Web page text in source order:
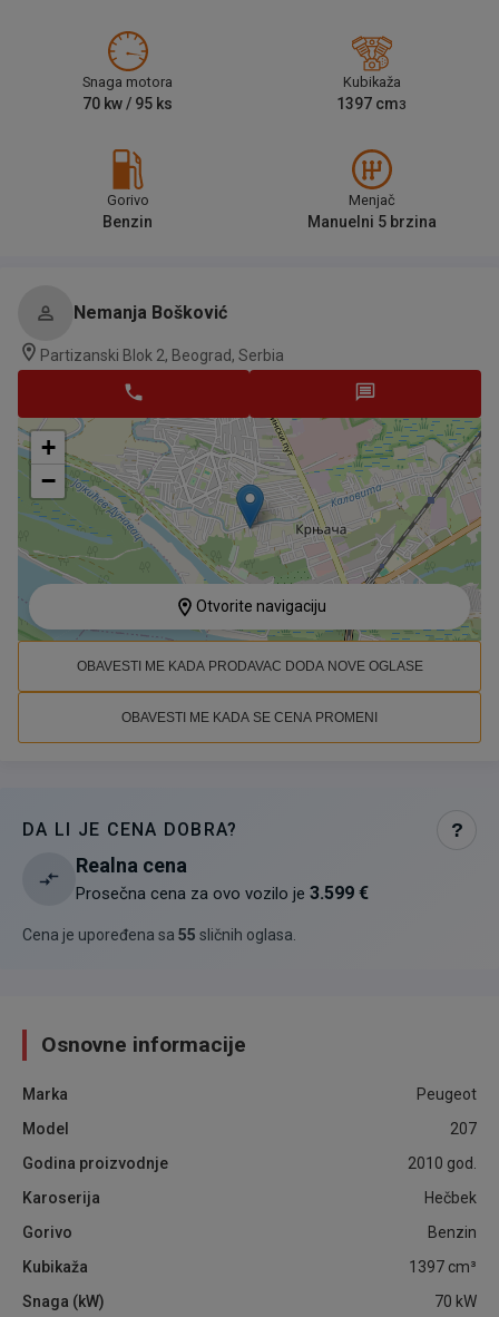
Snaga motora
70 kw / 95 ks
Kubikaža
1397 cm3
Gorivo
Benzin
Menjač
Manuelni 5 brzina
Nemanja Bošković
Partizanski Blok 2, Beograd, Serbia
+
−
Otvorite navigaciju
OBAVESTI ME KADA PRODAVAC DODA NOVE OGLASE
OBAVESTI ME KADA SE CENA PROMENI
DA LI JE CENA DOBRA? ?
Realna cena
Prosečna cena za ovo vozilo je 3.599 €
Cena je upoređena sa 55 sličnih oglasa
Osnovne informacije
Marka
Peugeot
Model
207
Godina proizvodnje
2010 god.
Karoserija
Hečbek
Gorivo
Benzin
Kubikaža
1397 cm³
Snaga (kW)
70 kW